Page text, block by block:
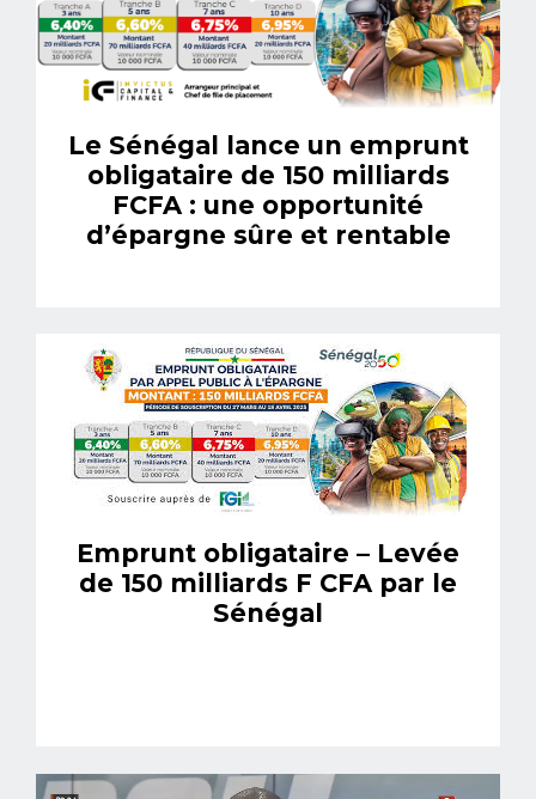
Le Sénégal lance un emprunt
obligataire de 150 milliards
FCFA : une opportunité
d’épargne sûre et rentable
Emprunt obligataire – Levée
de 150 milliards F CFA par le
Sénégal